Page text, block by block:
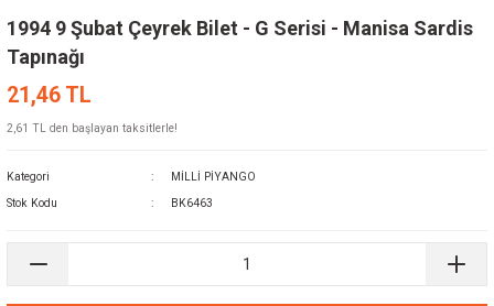
1994 9 Şubat Çeyrek Bilet - G Serisi - Manisa Sardis
Tapınağı
21,46 TL
2,61 TL den başlayan taksitlerle!
Kategori MİLLİ PİYANGO
Stok Kodu BK6463